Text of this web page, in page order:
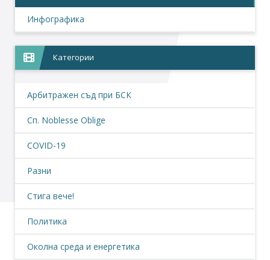
Инфографика
Категории
Арбитражен съд при БСК
Сп. Noblesse Oblige
COVID-19
Разни
Стига вече!
Политика
Околна среда и енергетика